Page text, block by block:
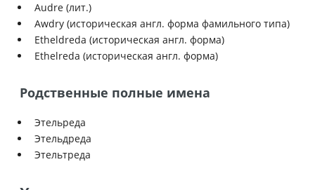
Audre (лит.)
Awdry (историческая англ. форма фамильного типа)
Etheldreda (историческая англ. форма)
Ethelreda (историческая англ. форма)
Родственные полные имена
Этельреда
Этельдреда
Этельтреда